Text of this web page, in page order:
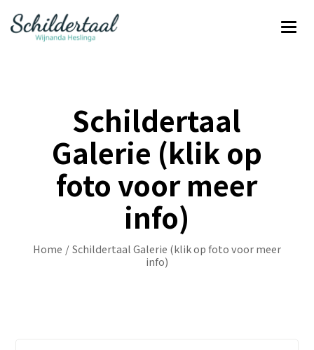
Schildertaal
Galerie (klik op
foto voor meer
info)
Home /Schildertaal Galerie (klik op foto voor meer
info)